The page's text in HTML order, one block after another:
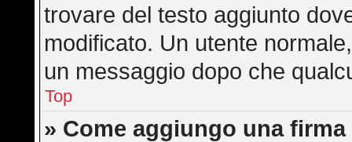
trovare del testo aggiunto
modificato. Un utente
un messaggio dopo che
Top
» Come aggiungo una